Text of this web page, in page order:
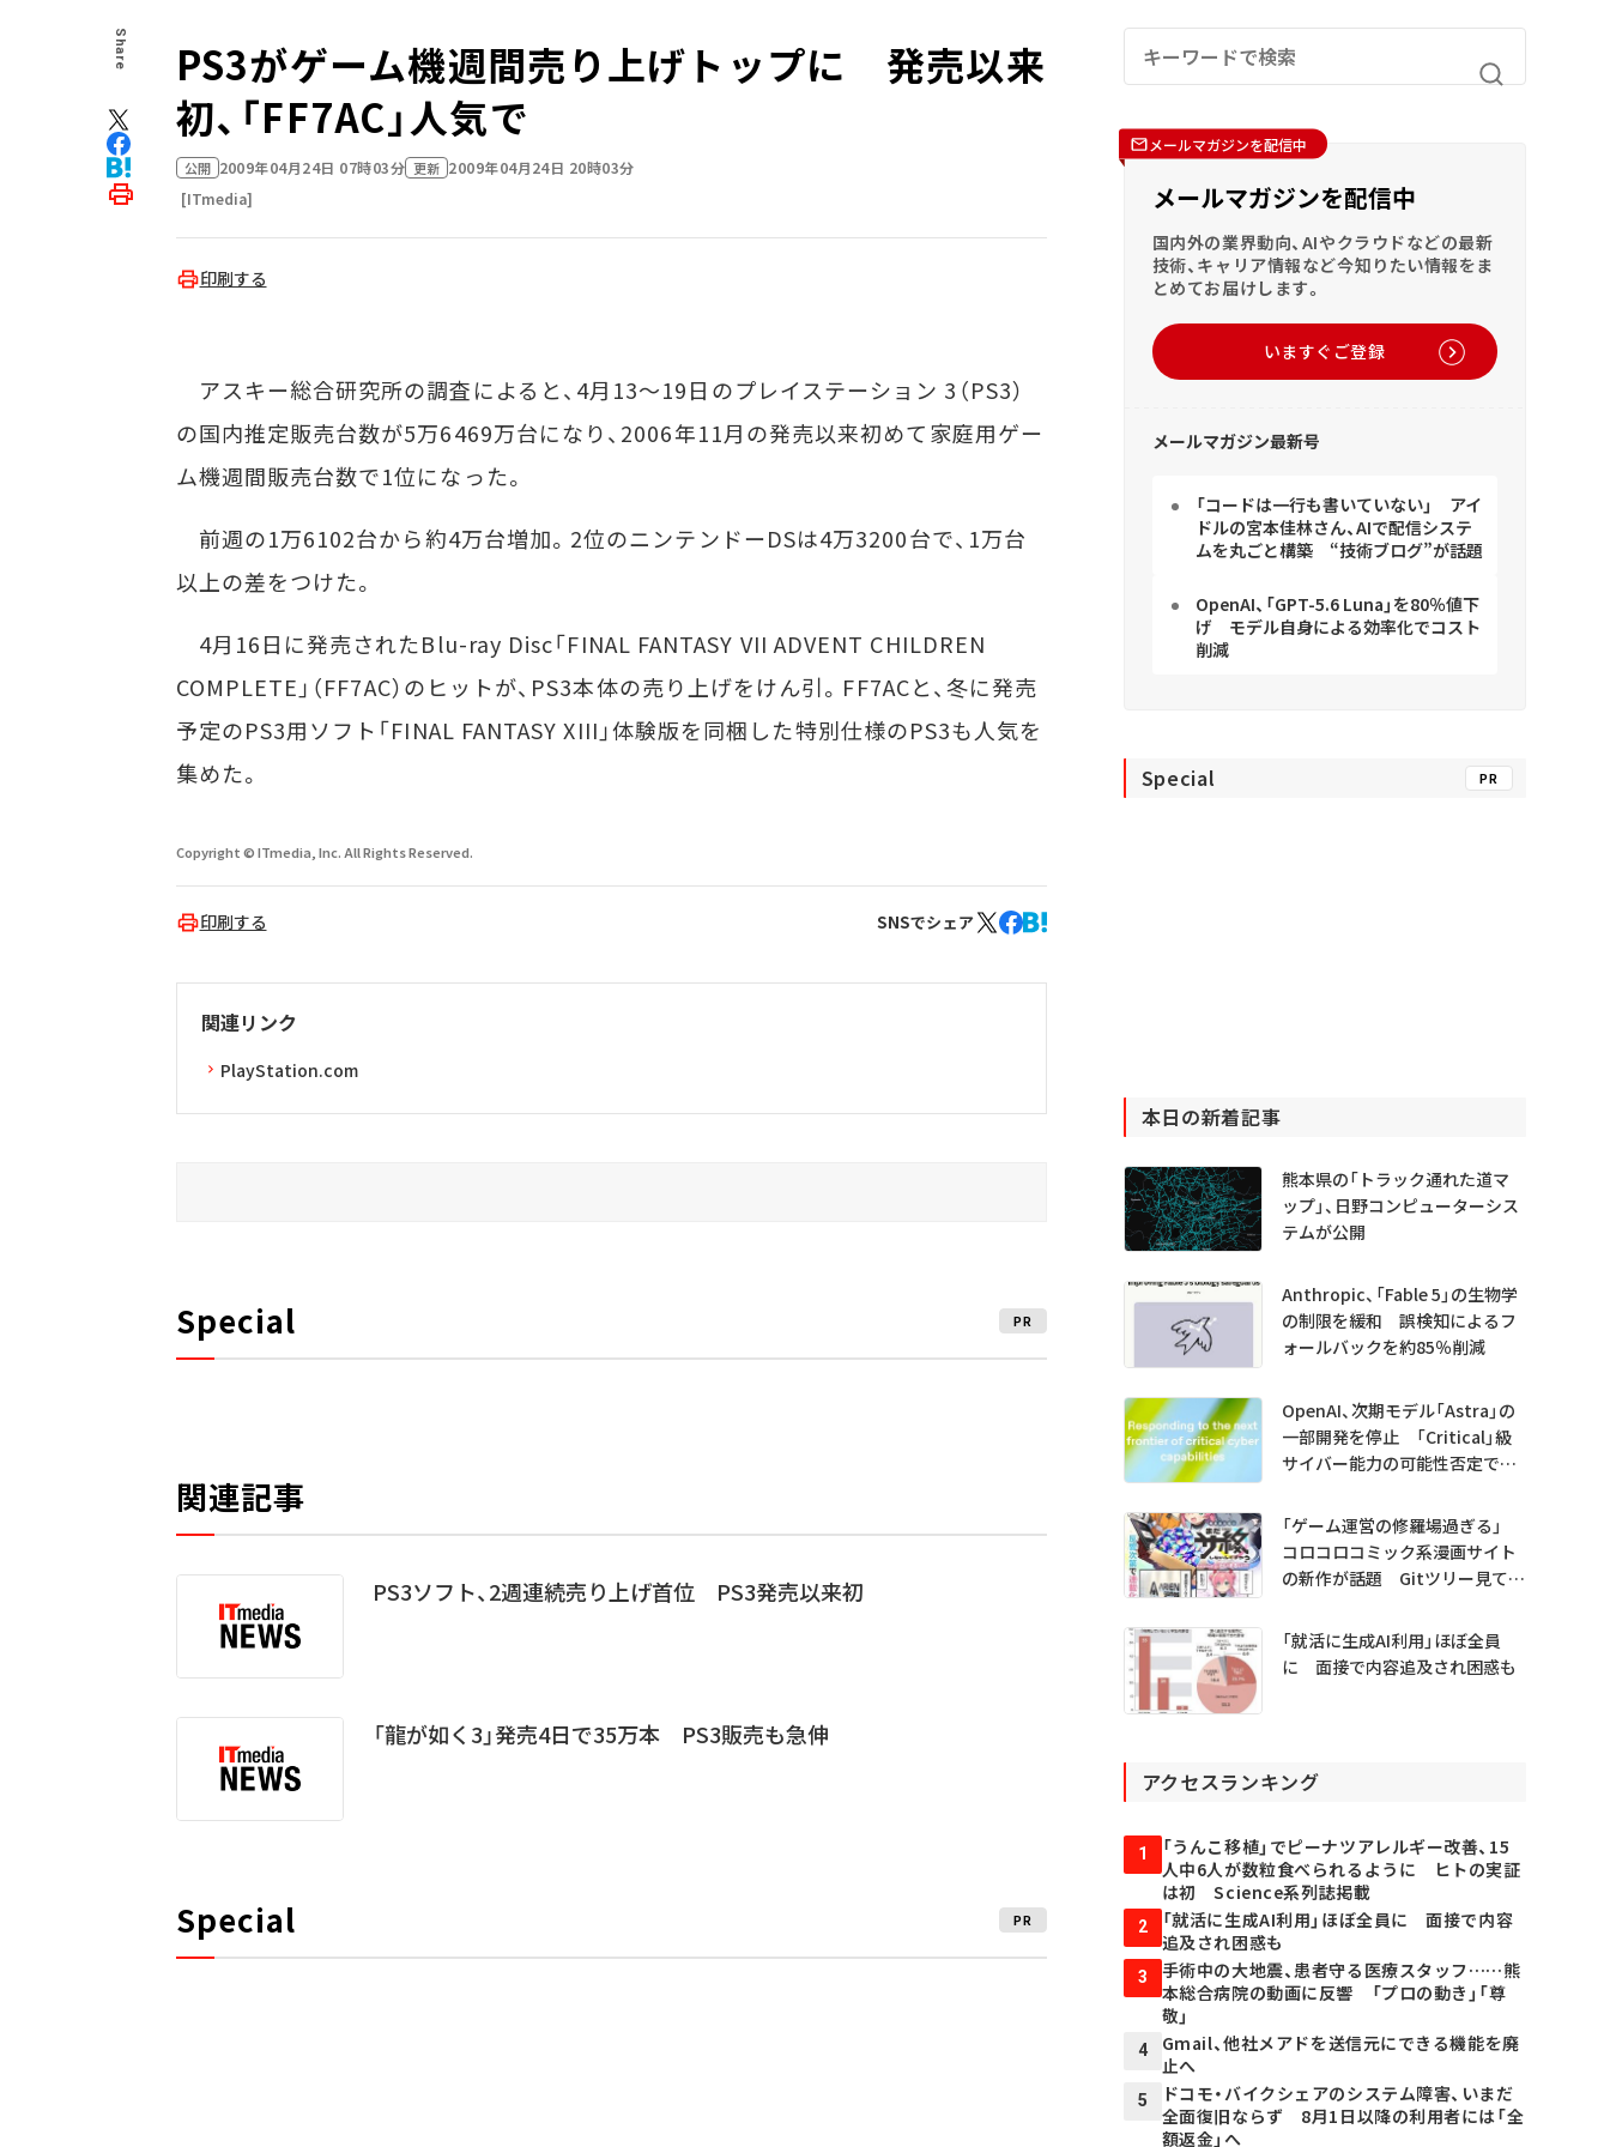
Share
PS3がゲーム機週間売り上げトップに 発売以来
初、「FF7AC」人気で
公開 2009年04月24日 07時03分 更新 2009年04月24日 20時03分
[ITmedia]
印刷する
アスキー総合研究所の調査によると、4月13～19日のプレイステーション 3（PS3）
の国内推定販売台数が5万6469万台になり、2006年11月の発売以来初めて家庭用ゲー
ム機週間販売台数で1位になった。
前週の1万6102台から約4万台増加。2位のニンテンドーDSは4万3200台で、1万台
以上の差をつけた。
4月16日に発売されたBlu-ray Disc「FINAL FANTASY VII ADVENT CHILDREN
COMPLETE」（FF7AC）のヒットが、PS3本体の売り上げをけん引。FF7ACと、冬に発売
予定のPS3用ソフト「FINAL FANTASY XIII」体験版を同梱した特別仕様のPS3も人気を
集めた。
Copyright © ITmedia, Inc. All Rights Reserved.
印刷する SNSでシェア
関連リンク
PlayStation.com
Special PR
関連記事
PS3ソフト、2週連続売り上げ首位 PS3発売以来初
「龍が如く3」発売4日で35万本 PS3販売も急伸
Special PR
メールマガジンを配信中
メールマガジンを配信中
国内外の業界動向、AIやクラウドなどの最新
技術、キャリア情報など今知りたい情報をま
とめてお届けします。
いますぐご登録
メールマガジン最新号
「コードは一行も書いていない」 アイ
ドルの宮本佳林さん、AIで配信システ
ムを丸ごと構築 “技術ブログ”が話題
OpenAI、「GPT-5.6 Luna」を80％値下
げ モデル自身による効率化でコスト
削減
Special PR
本日の新着記事
熊本県の「トラック通れた道マ
ップ」、日野コンピューターシス
テムが公開
Anthropic、「Fable 5」の生物学
の制限を緩和 誤検知によるフ
ォールバックを約85％削減
OpenAI、次期モデル「Astra」の
一部開発を停止 「Critical」級
サイバー能力の可能性否定でき
「ゲーム運営の修羅場過ぎる」
コロコロコミック系漫画サイト
の新作が話題 Gitツリー見てガ
「就活に生成AI利用」ほぼ全員
に 面接で内容追及され困惑も
アクセスランキング
1
「うんこ移植」でピーナツアレルギー改善、15
人中6人が数粒食べられるように ヒトの実証
は初 Science系列誌掲載
2
「就活に生成AI利用」ほぼ全員に 面接で内容
追及され困惑も
3
手術中の大地震、患者守る医療スタッフ……熊
本総合病院の動画に反響 「プロの動き」「尊
敬」
4
Gmail、他社メアドを送信元にできる機能を廃
止へ
5
ドコモ・バイクシェアのシステム障害、いまだ
全面復旧ならず 8月1日以降の利用者には「全
額返金」へ